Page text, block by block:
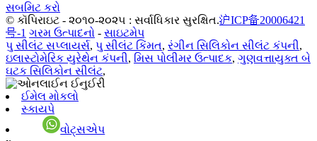
સબમિટ કરો
© કૉપિરાઇટ - ૨૦૧૦-૨૦૨૫ : સર્વાધિકાર સુરક્ષિત.沪ICP备20006421
号-1 ગરમ ઉત્પાદનો - સાઇટમેપ
પુ સીલંટ સપ્લાયર્સ, પુ સીલંટ કિંમત, રંગીન સિલિકોન સીલંટ કંપની,
ઇલાસ્ટોમેરિક યુરેથેન કંપની, મિસ પોલીમર ઉત્પાદક, ગુણવત્તાયુક્ત બે
ઘટક સિલિકોન સીલંટ,
ઈમેલ મોકલો
સ્કાયપે
વોટ્સએપ